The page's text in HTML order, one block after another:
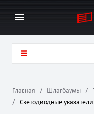
Главная Шлагбаумы
Светодиодные